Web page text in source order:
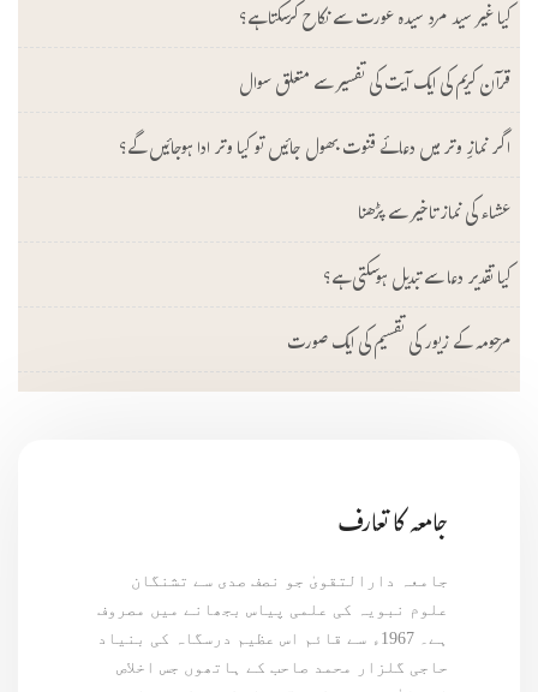
کیا غیر سید مرد سیدہ عورت سے نکاح کرسکتا ہے؟
قرآن کریم کی ایک آیت کی تفسیر سے متعلق سوال
اگر نمازِ وتر میں دعائے قنوت بھول جائیں تو کیا وتر ادا ہوجائیں گے؟
عشاء کی نماز تاخیر سے پڑھنا
کیا تقدیر دعا سے تبدیل ہوسکتی ہے؟
مرحومہ کے زیور کی تقسیم کی ایک صورت
جامعہ کا تعارف
جامعہ دارالتقویٰ جو نصف صدی سے تشنگان
علوم نبویہ کی علمی پیاس بجھانے میں مصروف
ہے۔ 1967ء سے قائم اس عظیم درسگاہ کی بنیاد
حاجی گلزار محمد صاحب کے ہاتھوں جس اخلاص